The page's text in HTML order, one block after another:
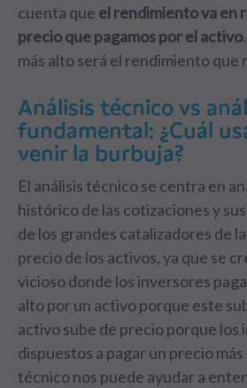
cuenta que el rendimiento va en
precio que pagamos por el activo
más alto será el rendimiento que
Análisis técnico vs
fundamental: ¿Cuál
venir la burbuja?
El análisis técnico se centra en
histórico de las cotizaciones y
de los grandes catalizadores de
precio de los activos, ya que se
vicioso donde los inversores
alto por un activo porque este
activo sube de precio porque los
dispuestos a pagar un precio más
técnico nos puede ayudar a